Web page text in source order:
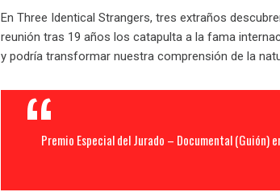
En Three Identical Strangers, tres extraños
reunión tras 19 años los catapulta a la fama
y podría transformar nuestra comprensión de la
Premio Especial del Jurado – Documental (Guión)